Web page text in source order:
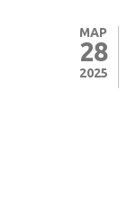
МАР
28
2025